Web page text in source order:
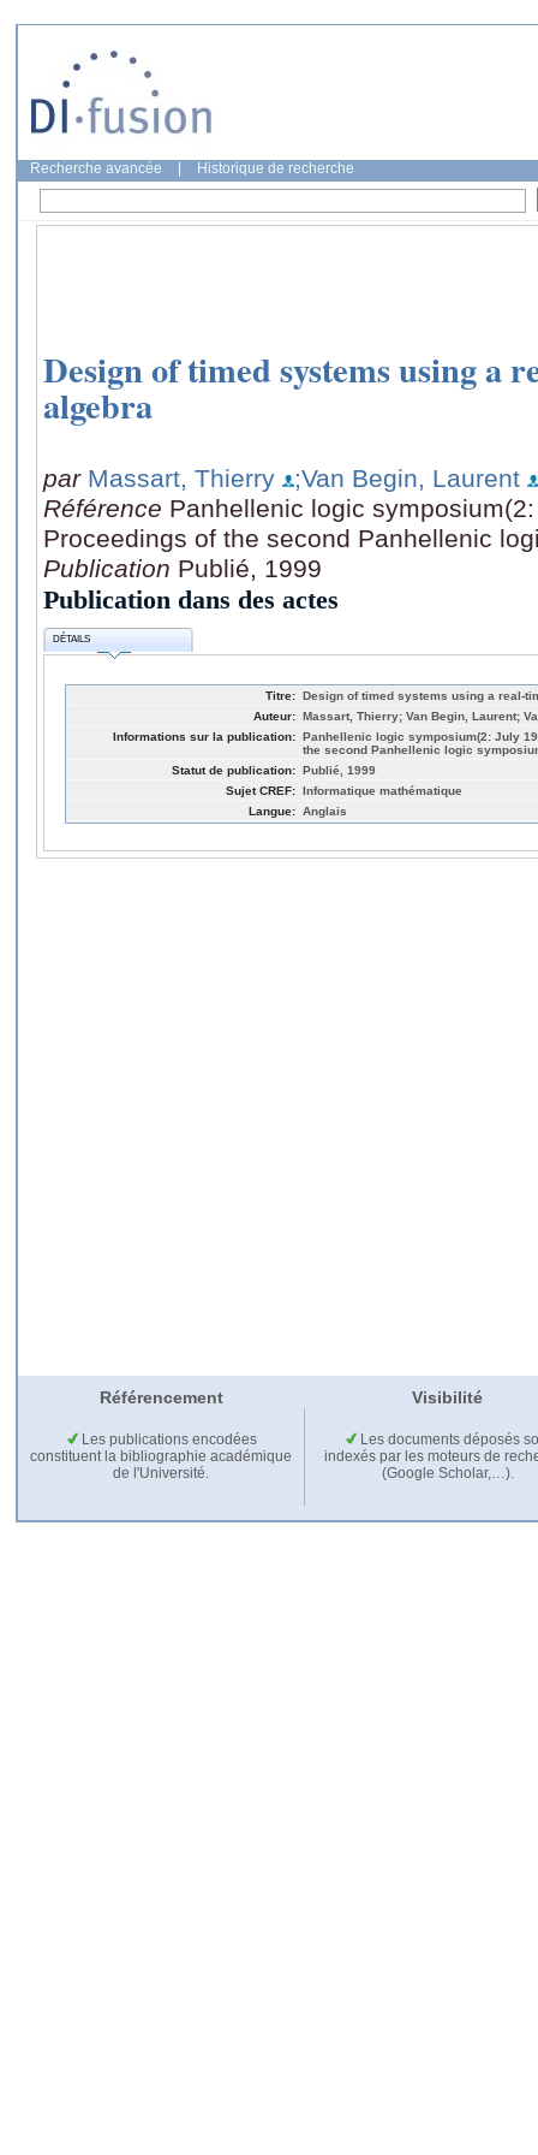
Recherche avancée Historique de recherche
Design of timed systems using a
algebra
par Massart, Thierry
;Van Begin, Laurent
Référence Panhellenic logic
Proceedings of the second Panhellenic
Publication Publié, 1999
Publication dans des actes
DÉTAILS
Titre: Design of timed systems using a real-
Auteur: Massart, Thierry; Van Begin, Laurent;
Informations sur la publication: Panhellenic logic symposium(2: July
the second Panhellenic logic
Statut de publication: Publié, 1999
Sujet CREF: Informatique mathématique
Langue: Anglais
Référencement Visibilité
Les publications encodées
constituent la bibliographie académique
de l'Université.
Les documents déposés
indexés par les moteurs de
(Google Scholar,…).